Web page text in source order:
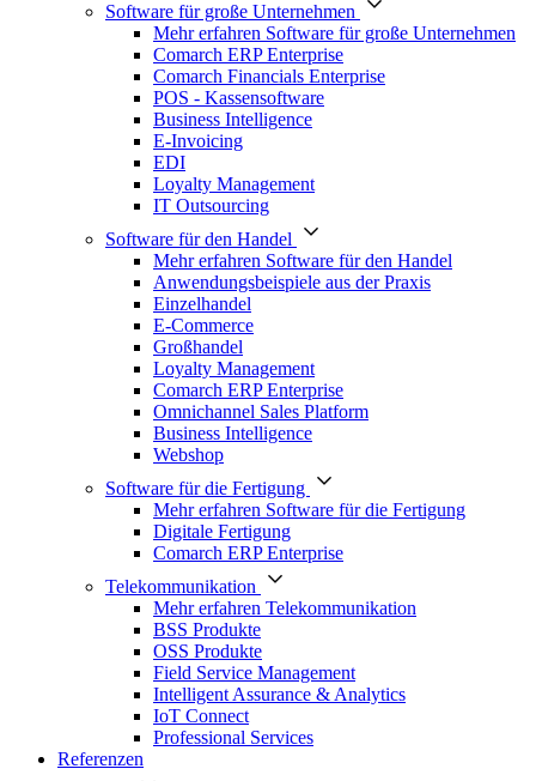
Software für große Unternehmen
Mehr erfahren Software für große Unternehmen
Comarch ERP Enterprise
Comarch Financials Enterprise
POS - Kassensoftware
Business Intelligence
E-Invoicing
EDI
Loyalty Management
IT Outsourcing
Software für den Handel
Mehr erfahren Software für den Handel
Anwendungsbeispiele aus der Praxis
Einzelhandel
E-Commerce
Großhandel
Loyalty Management
Comarch ERP Enterprise
Omnichannel Sales Platform
Business Intelligence
Webshop
Software für die Fertigung
Mehr erfahren Software für die Fertigung
Digitale Fertigung
Comarch ERP Enterprise
Telekommunikation
Mehr erfahren Telekommunikation
BSS Produkte
OSS Produkte
Field Service Management
Intelligent Assurance & Analytics
IoT Connect
Professional Services
Referenzen